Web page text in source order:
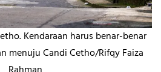
Kendaraan harus benar-benar
menuju Candi Cetho/Rifqy Faiza